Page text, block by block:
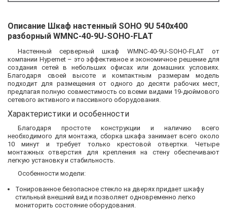
Описание Шкаф настенный SOHO 9U 540x400
разборный WMNC-40-9U-SOHO-FLAT
Настенный серверный шкаф WMNC-40-9U-SOHO-FLAT от
компании Hypernet – это эффективное и экономичное решение для
создания сетей в небольших офисах или домашних условиях.
Благодаря своей высоте и компактным размерам модель
подходит для размещения от одного до десяти рабочих мест,
предлагая полную совместимость со всеми видами 19-дюймового
сетевого активного и пассивного оборудования.
Характеристики и особенности
Благодаря простоте конструкции и наличию всего
необходимого для монтажа, сборка шкафа занимает всего около
10 минут и требует только крестовой отвертки. Четыре
монтажных отверстия для крепления на стену обеспечивают
легкую установку и стабильность.
Особенности модели:
Тонированное безопасное стекло на дверях придает шкафу
стильный внешний вид и позволяет одновременно легко
мониторить состояние оборудования.